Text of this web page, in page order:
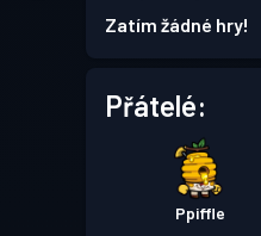
Zatím žádné hry!
Přátelé:
Ppiffle